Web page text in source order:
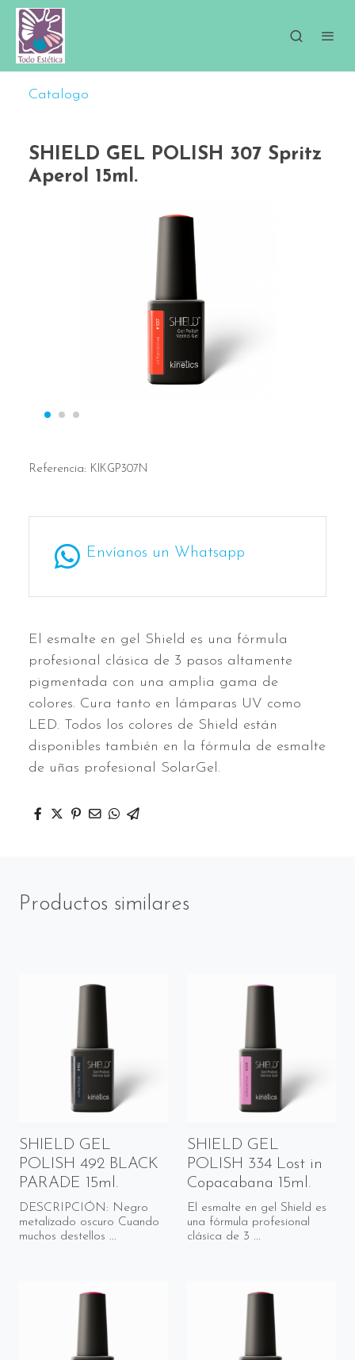
Catalogo
SHIELD GEL POLISH 307 Spritz
Aperol 15ml.
Referencia: KIKGP307N
Envíanos un Whatsapp
El esmalte en gel Shield es una fórmula
profesional clásica de 3 pasos altamente
pigmentada con una amplia gama de
colores. Cura tanto en lámparas UV como
LED. Todos los colores de Shield están
disponibles también en la fórmula de esmalte
de uñas profesional SolarGel.
Productos similares
SHIELD GEL
POLISH 492 BLACK
PARADE 15ml.
DESCRIPCIÓN: Negro
metalizado oscuro Cuando
muchos destellos ...
SHIELD GEL
POLISH 334 Lost in
Copacabana 15ml.
El esmalte en gel Shield es
una fórmula profesional
clásica de 3 ...